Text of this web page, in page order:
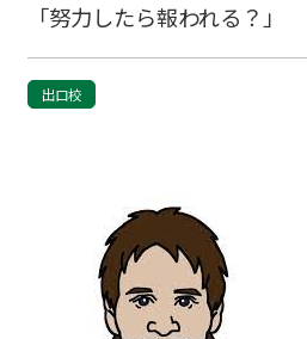
「努力したら報われる？」
出口校